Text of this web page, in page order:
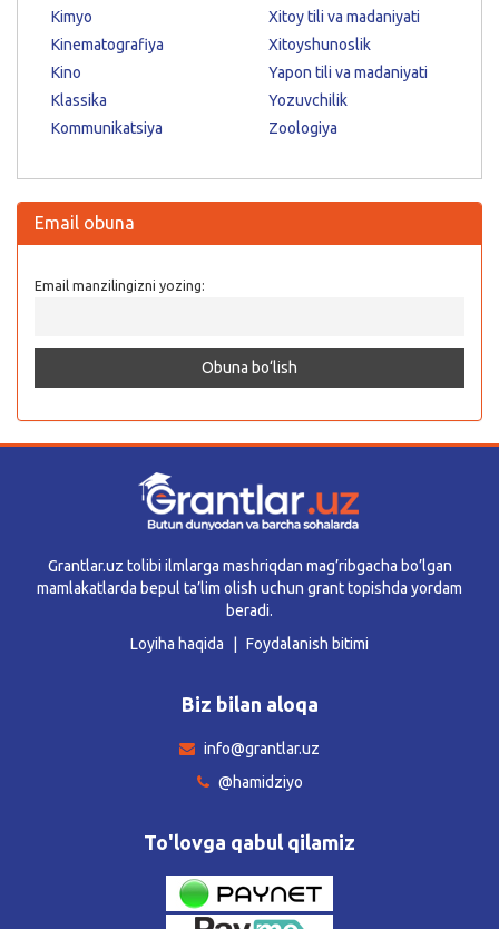
Kimyo
Kinematografiya
Kino
Klassika
Kommunikatsiya
Xitoy tili va madaniyati
Xitoyshunoslik
Yapon tili va madaniyati
Yozuvchilik
Zoologiya
Email obuna
Email manzilingizni yozing:
Grantlar.uz tolibi ilmlarga mashriqdan mag’ribgacha bo’lgan
mamlakatlarda bepul ta’lim olish uchun grant topishda yordam
beradi.
Loyiha haqida
Foydalanish bitimi
Biz bilan aloqa
info@grantlar.uz
@hamidziyo
To'lovga qabul qilamiz